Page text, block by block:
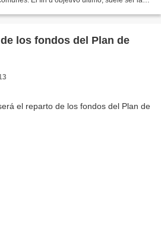
los fondos del Plan de